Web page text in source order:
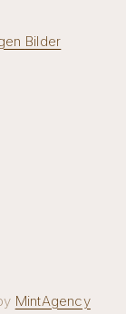
Bilder
MintAgency